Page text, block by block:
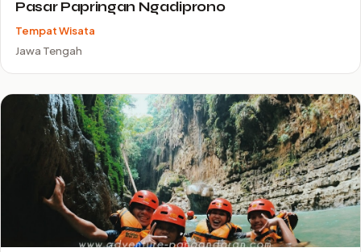
Pasar Papringan Ngadiprono
Tempat Wisata
Jawa Tengah